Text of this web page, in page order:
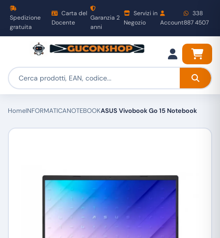
Spedizione
gratuita
Carta del
Docente
Garanzia 2
anni
Servizi in
Negozio
Account
338
887 4507
HomeINFORMATICANOTEBOOKASUS Vivobook Go 15 Notebook